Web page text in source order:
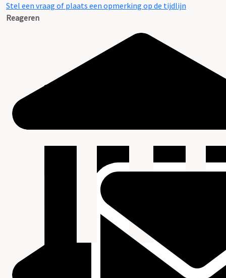
Stel een vraag of plaats een opmerking op de tijdlijn
Reageren